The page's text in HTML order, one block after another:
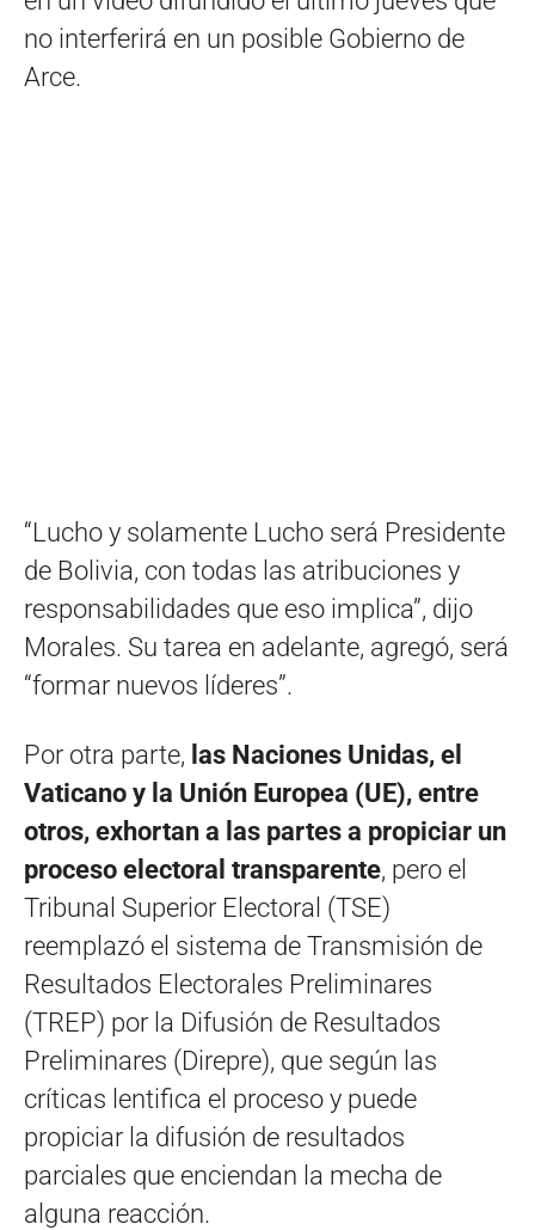
no interferirá en un posible Gobierno de
Arce.
“Lucho y solamente Lucho será Presidente
de Bolivia, con todas las atribuciones y
responsabilidades que eso implica”, dijo
Morales. Su tarea en adelante, agregó, será
“formar nuevos líderes”.
Por otra parte, las Naciones Unidas, el
Vaticano y la Unión Europea (UE), entre
otros, exhortan a las partes a propiciar un
proceso electoral transparente, pero el
Tribunal Superior Electoral (TSE)
reemplazó el sistema de Transmisión de
Resultados Electorales Preliminares
(TREP) por la Difusión de Resultados
Preliminares (Direpre), que según las
críticas lentifica el proceso y puede
propiciar la difusión de resultados
parciales que enciendan la mecha de
alguna reacción.